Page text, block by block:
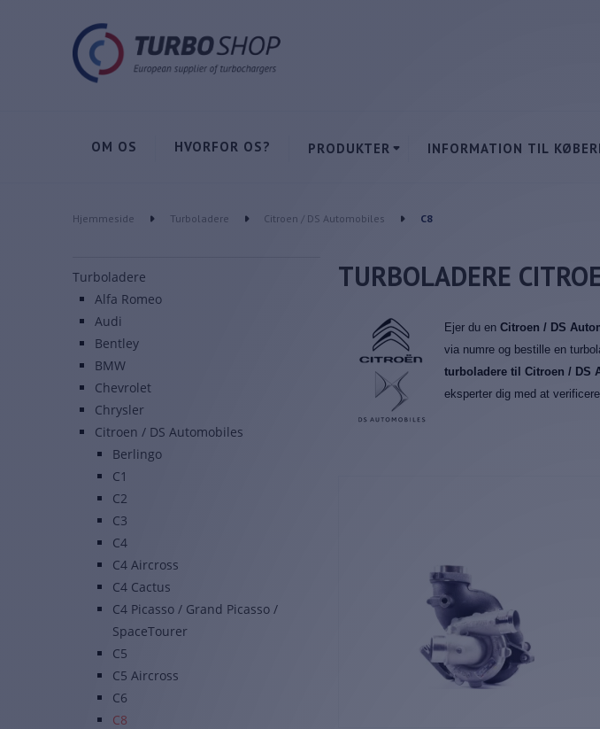
OM OS HVORFOR OS? PRODUKTER INFORMATION TIL
Hjemmeside Turboladere Citroen / DS Automobiles C8
Turboladere
Alfa Romeo
Audi
Bentley
BMW
Chevrolet
Chrysler
Citroen / DS Automobiles
Berlingo
C1
C2
C3
C4
C4 Aircross
C4 Cactus
C4 Picasso / Grand Picasso /
SpaceTourer
C5
C5 Aircross
C6
C8
TURBOLADERE
Ejer du en Citroen / DS
via numre og bestille en
turboladere til Citroen / DS
eksperter dig med at